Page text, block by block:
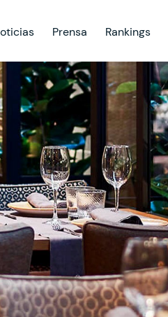
Prensa Rankings